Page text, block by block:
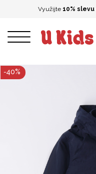
-40%
Využijte 10% slevu